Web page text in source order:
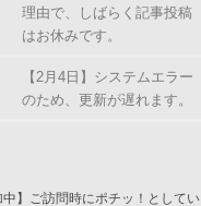
理由で、しばらく記事投稿
はお休みです。
【2月4日】システムエラー
のため、更新が遅れます。
中】ご訪問時にポチッ！としてい